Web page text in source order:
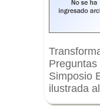
Simposio
ilustrada